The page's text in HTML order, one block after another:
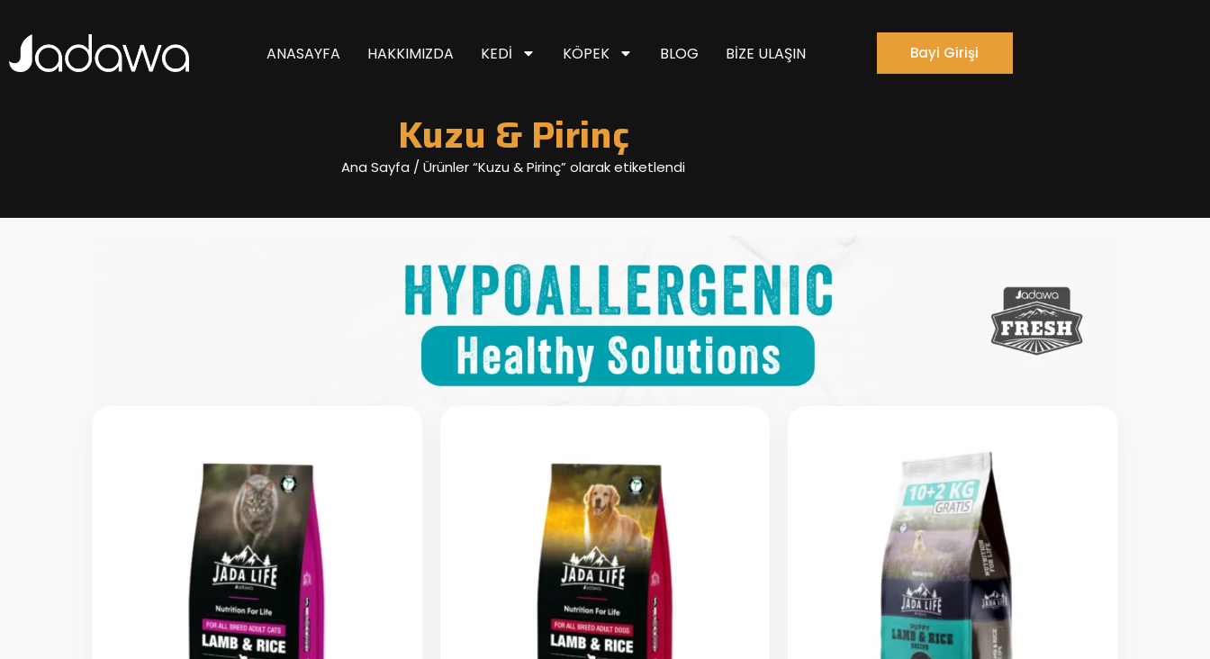
ANASAYFA HAKKIMIZDA KEDI KÖPEK BLOG BIZE ULAŞIN Bayi Girişi
Kuzu & Pirinç
Ana Sayfa / Ürünler “Kuzu & Pirinç” olarak etiketlendi